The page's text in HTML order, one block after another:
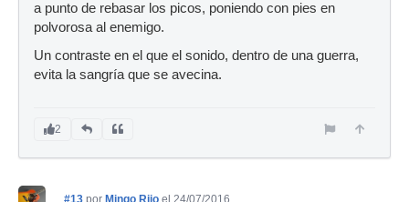
a punto de rebasar los picos, poniendo con pies en
polvorosa al enemigo.
Un contraste en el que el sonido, dentro de una guerra,
evita la sangría que se avecina.
2